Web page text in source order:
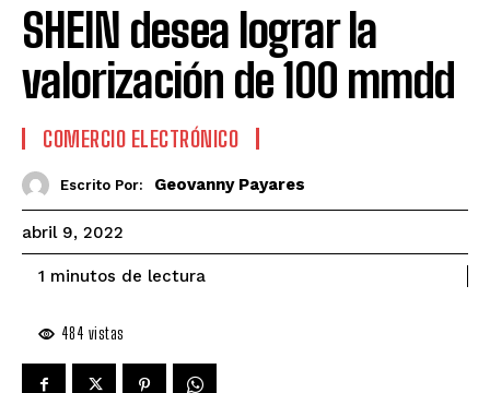
SHEIN desea lograr la
valorización de 100 mmdd
COMERCIO ELECTRÓNICO
Escrito Por: Geovanny Payares
abril 9, 2022
1 minutos de lectura
484 vistas